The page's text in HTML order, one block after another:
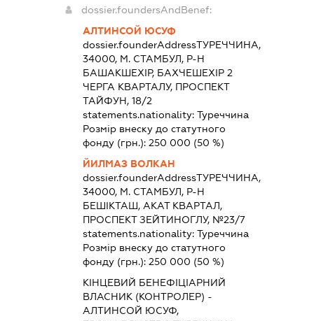
dossier.foundersAndBenef:
АЛТИНСОЙ ЮСУФ
dossier.founderAddressТУРЕЧЧИНА,
34000, М. СТАМБУЛ, Р-Н
БАШАКШЕХІР, БАХЧЕШЕХІР 2
ЧЕРГА КВАРТАЛУ, ПРОСПЕКТ
ТАЙФУН, 18/2
statements.nationality:Туреччина
Розмір внеску до статутного
фонду (грн.):250 000 (50 %)
ЙИЛМАЗ ВОЛКАН
dossier.founderAddressТУРЕЧЧИНА,
34000, М. СТАМБУЛ, Р-Н
БЕШІКТАШ, АКАТ КВАРТАЛ,
ПРОСПЕКТ ЗЕЙТИНОГЛУ, №23/7
statements.nationality:Туреччина
Розмір внеску до статутного
фонду (грн.):250 000 (50 %)
КІНЦЕВИЙ БЕНЕФІЦІАРНИЙ
ВЛАСНИК (КОНТРОЛЕР) -
АЛТИНСОЙ ЮСУФ,